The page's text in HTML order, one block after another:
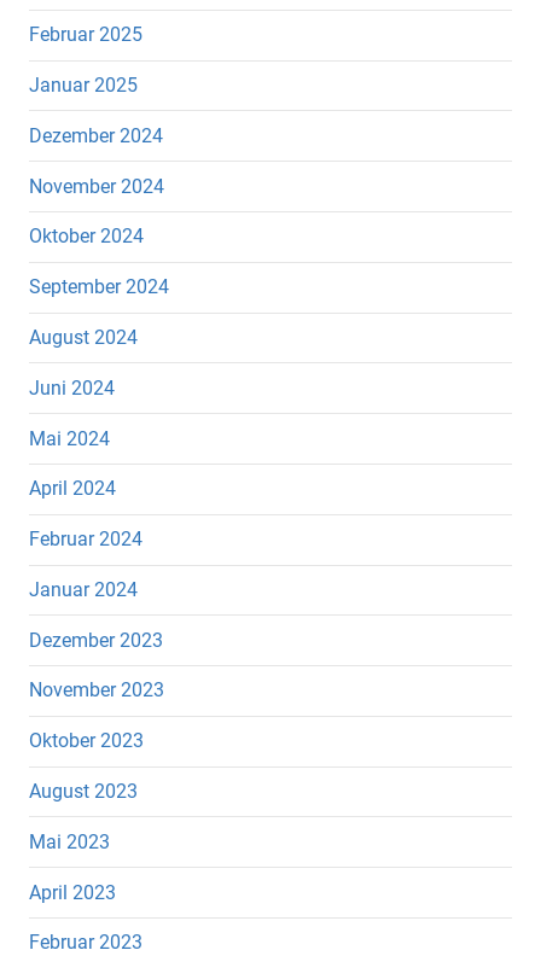
Februar 2025
Januar 2025
Dezember 2024
November 2024
Oktober 2024
September 2024
August 2024
Juni 2024
Mai 2024
April 2024
Februar 2024
Januar 2024
Dezember 2023
November 2023
Oktober 2023
August 2023
Mai 2023
April 2023
Februar 2023